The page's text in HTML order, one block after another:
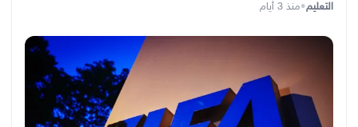
التعليم•منذ 3 أيام